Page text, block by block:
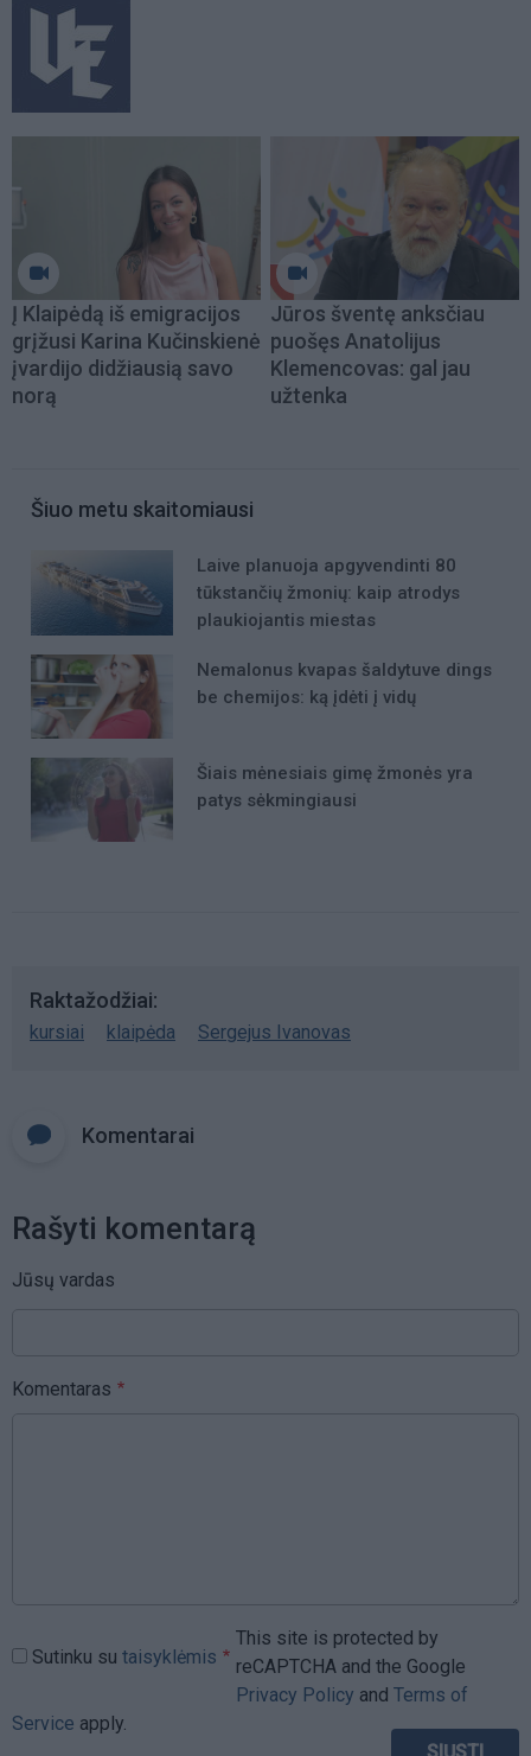
Į Klaipėdą iš emigracijos
grįžusi Karina Kučinskienė
įvardijo didžiausią savo
norą
Jūros šventę anksčiau
puošęs Anatolijus
Klemencovas: gal jau
užtenka
Šiuo metu skaitomiausi
Laive planuoja apgyvendinti 80
tūkstančių žmonių: kaip atrodys
plaukiojantis miestas
Nemalonus kvapas šaldytuve dings
be chemijos: ką įdėti į vidų
Šiais mėnesiais gimę žmonės yra
patys sėkmingiausi
Raktažodžiai
kursiai klaipėda Sergejus Ivanovas
Komentarai
Rašyti komentarą
Jūsų vardas
Komentaras
Sutinku su taisyklėmis
This site is protected by
reCAPTCHA and the Google
Privacy Policy and Terms of
Service apply.